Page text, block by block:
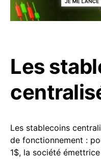
Les
Les stablecoins
de fonctionnement :
1$, la société